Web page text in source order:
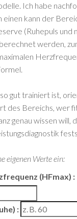
Ich habe
einen kann der
(Ruhepuls und
werden,
gut trainiert ist,
des Bereichs, wer
genau wissen will,
eigenen Werte ein:
(HFmax) :
: